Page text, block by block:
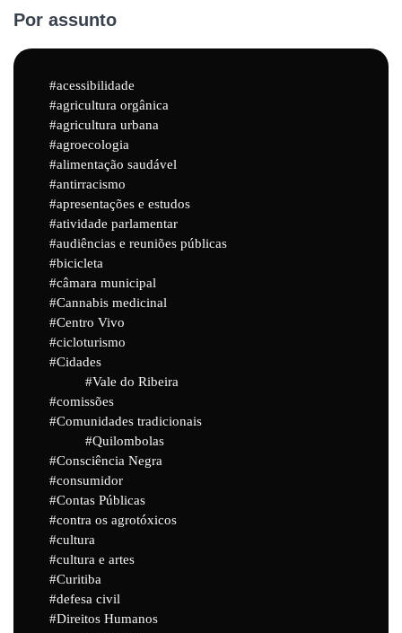
Por assunto
acessibilidade
agricultura orgânica
agricultura urbana
agroecologia
alimentação saudável
antirracismo
apresentações e estudos
atividade parlamentar
audiências e reuniões públicas
bicicleta
câmara municipal
Cannabis medicinal
Centro Vivo
cicloturismo
Cidades
Vale do Ribeira
comissões
Comunidades tradicionais
Quilombolas
Consciência Negra
consumidor
Contas Públicas
contra os agrotóxicos
cultura
cultura e artes
Curitiba
defesa civil
Direitos Humanos